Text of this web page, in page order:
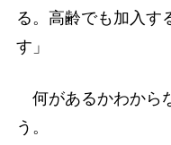
る。高齢でも加入す
す」
何があるかわから
う。